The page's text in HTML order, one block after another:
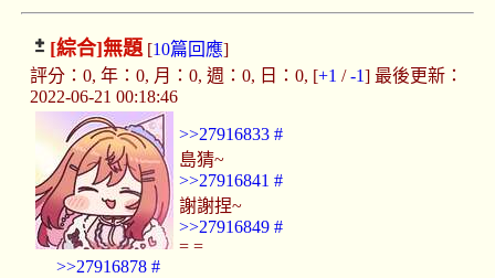
[綜合]無題[10篇回應]
評分：0, 年：0, 月：0, 週：0, 日：0, [+1 /-1] 最後更新：
2022-06-21 00:18:46
>>27916833 #
島猜~
>>27916841 #
謝謝捏~
>>27916849 #
= =
>>27916878#